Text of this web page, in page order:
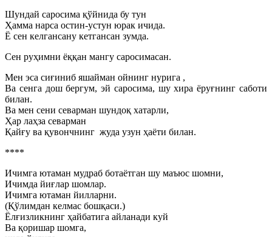
Шундай саросима қўйнида бу тун
Ҳамма нарса остин-устун юрак ичида.
Ё сен келгансану кетгансан зумда.
Сен руҳимни ёққан мангу саросимасан.
Мен эса сиғиниб яшайман ойнинг нурига ,
Ва сенга дош бергум, эй саросима, шу хира ёруғнинг саботи
билан.
Ва мен сени севарман шундоқ хатарли,
Ҳар лаҳза севарман
Қайғу ва қувончнинг жуда узун ҳаёти билан.
****
Ичимга ютаман мудраб ботаётган шу маъюс шомни,
Ичимда йиғлар шомлар.
Ичимга ютаман йилларни.
(Қўлимдан келмас бошқаси.)
Ёлғизликнинг ҳайбатига айланади куй
Ва қоришар шомга,